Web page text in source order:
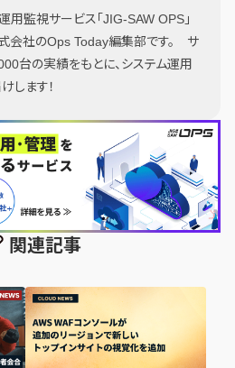
用監視サービス「JIG-SAW OPS」
会社のOps Today編集部です。 サ
台の実績をもとに、システム運用
します！
関連記事